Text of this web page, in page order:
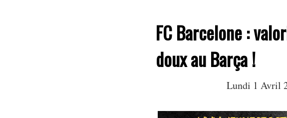
FC Barcelone :
doux au Barça !
Lundi 1 Avril